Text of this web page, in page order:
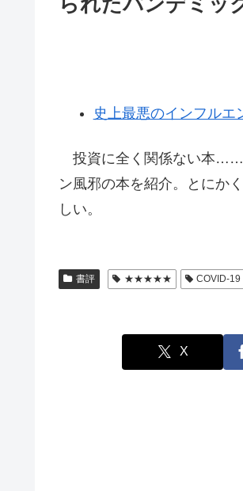
史上最悪のインフルエ
投資に全く関係ない本……
ン風邪の本を紹介。とにか
しい。
書評 ★★★★★ COVID-19
X